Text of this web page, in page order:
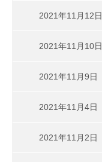
2021年11月12日
2021年11月10日
2021年11月9日
2021年11月4日
2021年11月2日